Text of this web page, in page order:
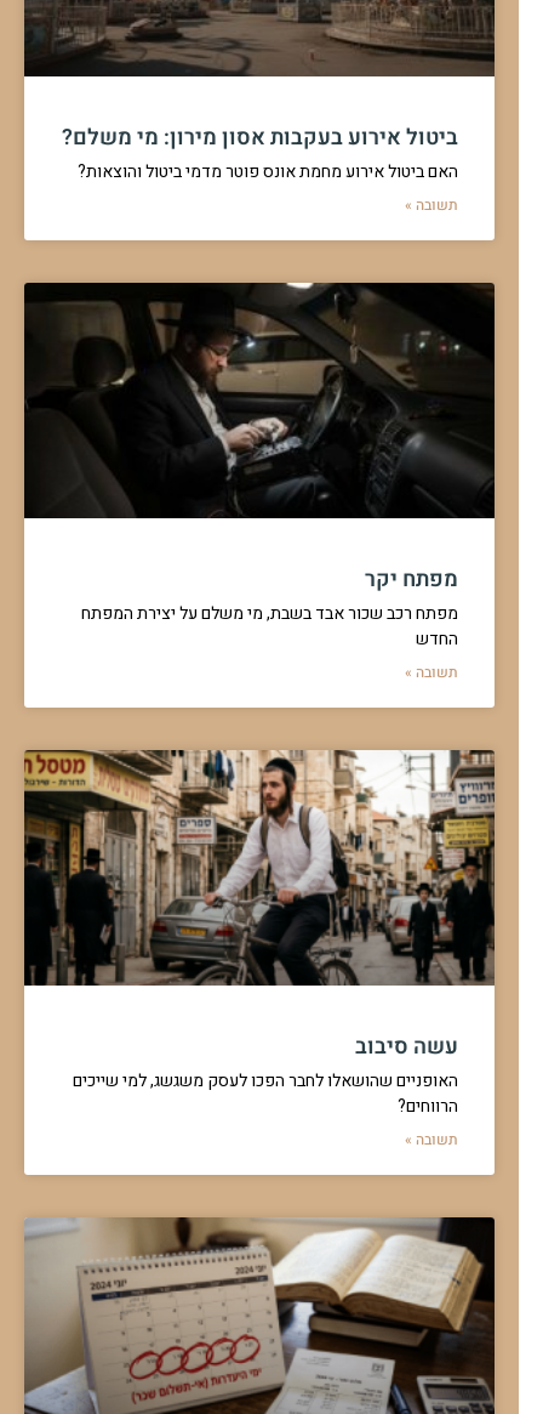
ביטול אירוע בעקבות אסון מירון: מי משלם?
האם ביטול אירוע מחמת אונס פוטר מדמי ביטול והוצאות?
תשובה »
מפתח יקר
מפתח רכב שכור אבד בשבת, מי משלם על יצירת המפתח
החדש
תשובה »
עשה סיבוב
האופניים שהושאלו לחבר הפכו לעסק משגשג, למי שייכים
הרווחים?
תשובה »